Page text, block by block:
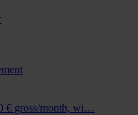
€ gross/month, wi…